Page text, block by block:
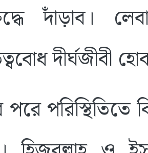
দাঁড়াব।
দীর্ঘজীবী
পরিস্থিতিতে